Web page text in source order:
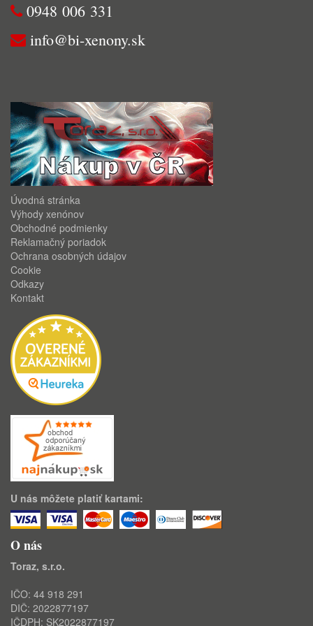
0948 006 331
info@bi-xenony.sk
Úvodná stránka
Výhody xenónov
Obchodné podmienky
Reklamačný poriadok
Ochrana osobných údajov
Cookie
Odkazy
Kontakt
U nás môžete platiť kartami:
O nás
Toraz, s.r.o.
IČO: 44 918 291
DIČ: 2022877197
IČDPH: SK2022877197